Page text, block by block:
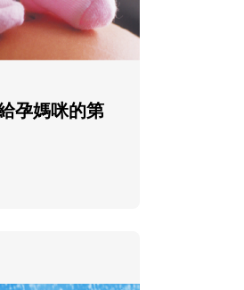
孕媽咪的第